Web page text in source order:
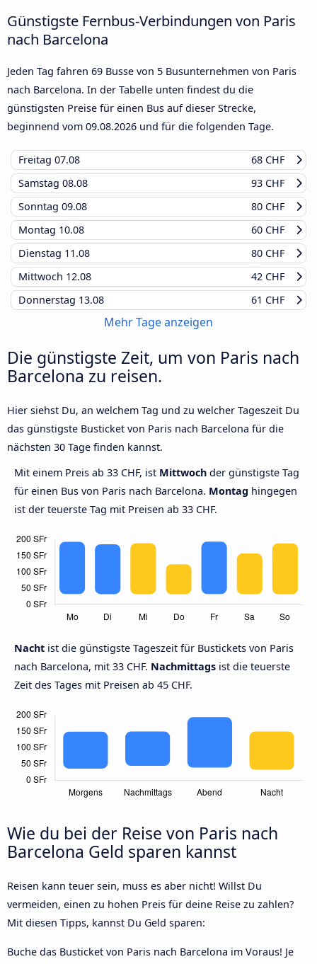
Günstigste Fernbus-Verbindungen von Paris
nach Barcelona
Jeden Tag fahren 69 Busse von 5 Busunternehmen von Paris
nach Barcelona. In der Tabelle unten findest du die
günstigsten Preise für einen Bus auf dieser Strecke,
beginnend vom 09.08.2026 und für die folgenden Tage.
Freitag 07.08
68 CHF
Samstag 08.08
93 CHF
Sonntag 09.08
80 CHF
Montag 10.08
60 CHF
Dienstag 11.08
80 CHF
Mittwoch 12.08
42 CHF
Donnerstag 13.08 61 CHF
Mehr Tage anzeigen
Die günstigste Zeit, um von Paris nach
Barcelona zu reisen.
Hier siehst Du, an welchem Tag und zu welcher Tageszeit Du
das günstigste Busticket von Paris nach Barcelona für die
nächsten 30 Tage finden kannst.
Mit einem Preis ab 33 CHF, ist Mittwoch der günstigste Tag
für einen Bus von Paris nach Barcelona. Montag hingegen
ist der teuerste Tag mit Preisen ab 33 CHF.
Nacht ist die günstigste Tageszeit für Bustickets von Paris
nach Barcelona, mit 33 CHF. Nachmittags ist die teuerste
Zeit des Tages mit Preisen ab 45 CHF.
Wie du bei der Reise von Paris nach
Barcelona Geld sparen kannst
Reisen kann teuer sein, muss es aber nicht! Willst Du
vermeiden, einen zu hohen Preis für deine Reise zu zahlen?
Mit diesen Tipps, kannst Du Geld sparen:
Buche das Busticket von Paris nach Barcelona im Voraus! Je